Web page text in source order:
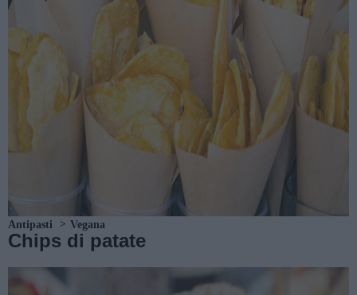
Antipasti Vegana
Chips di patate